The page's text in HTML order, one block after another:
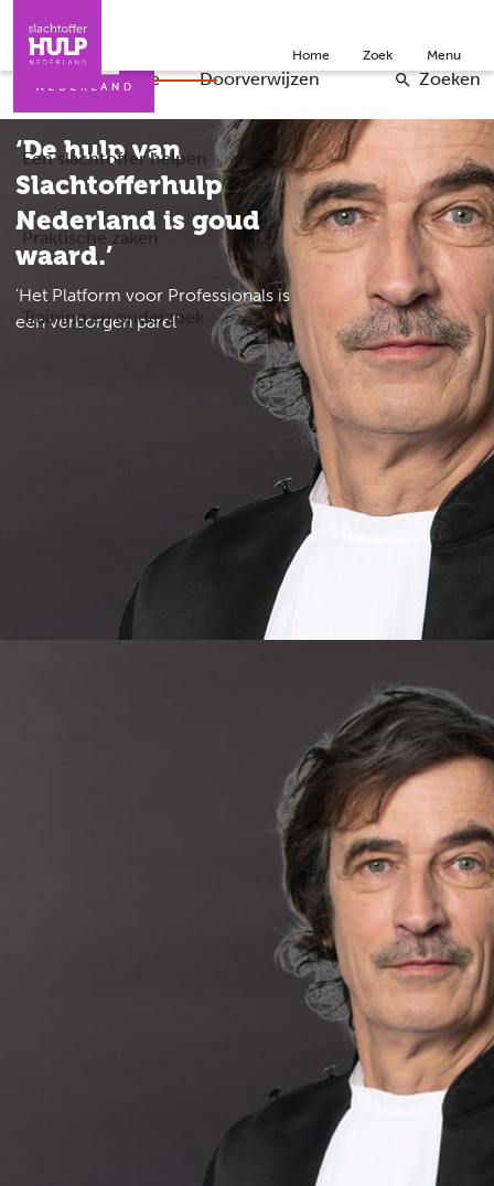
Iemand helpen Doneer English
Wat is de situatie Doorverwijzen
Een slachtoffer helpen
Praktische zaken
Training en onderzoek
Zoeken
Home Zoek Menu
‘De hulp van
Slachtofferhulp
Nederland is goud
waard.’
'Het Platform voor Professionals is
een verborgen parel'